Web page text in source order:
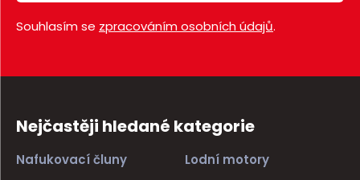
Souhlasím se zpracováním osobních údajů.
Nejčastěji hledané kategorie
Nafukovací čluny
Lodní motory